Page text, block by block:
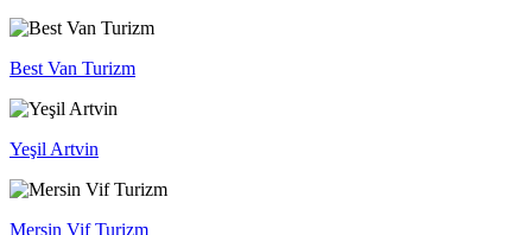
Best Van Turizm
Yeşil Artvin
Mersin Vif Turizm